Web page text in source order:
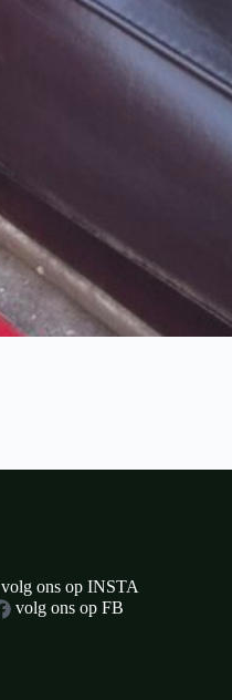
volg ons op INSTA
volg ons op FB